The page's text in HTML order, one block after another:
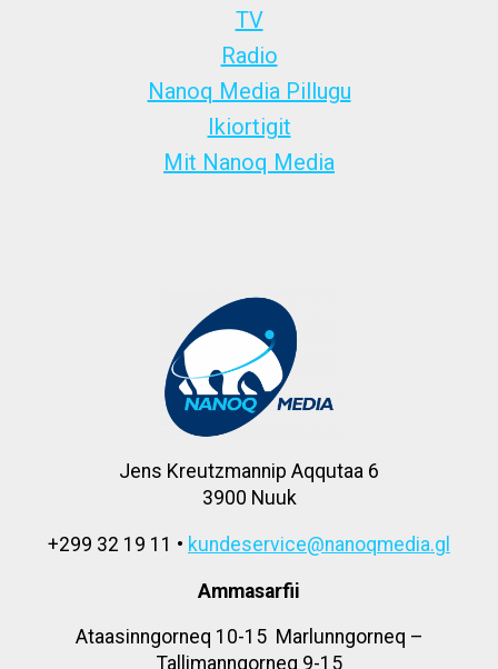
Jens Kreutzmannip Aqqutaa 6
3900 Nuuk
+299 32 19 11 • kundeservice@nanoqmedia.gl
Ammasarfii
Ataasinngorneq 10-15 Marlunngorneq –
Tallimanngorneq 9-15
TV
Radio
Nanoq Media Pillugu
Ikiortigit
Mit Nanoq Media